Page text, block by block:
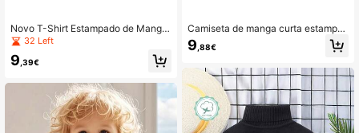
Novo T-Shirt Estampado de Manga
Curta de Verão para Rapaz
32 Left
9 ,39€
Camiseta de manga curta estampa
da com tubarão casual de verão par
a meninos
9 ,88€